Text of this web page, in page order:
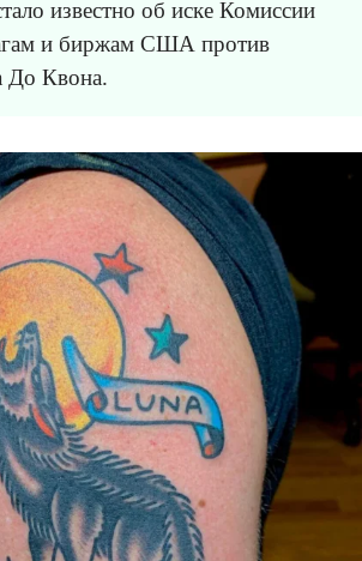
известно об иске Комиссии
и биржам США против
До Квона.